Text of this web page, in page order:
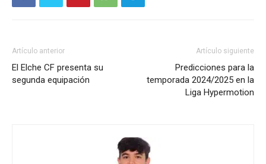
Artículo anterior
El Elche CF presenta su
segunda equipación
Artículo siguiente
Predicciones para la
temporada 2024/2025 en la
Liga Hypermotion